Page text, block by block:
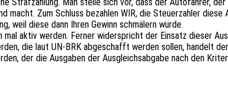
macht. Zum Schluss bezahlen WIR, die Steuerzahler
weil diese dann Ihren Gewinn schmälern würde.
mal aktiv werden. Ferner widerspricht der Einsatz dieser
die laut UN-BRK abgeschafft werden sollen, handelt
der die Ausgaben der Ausgleichsabgabe nach den